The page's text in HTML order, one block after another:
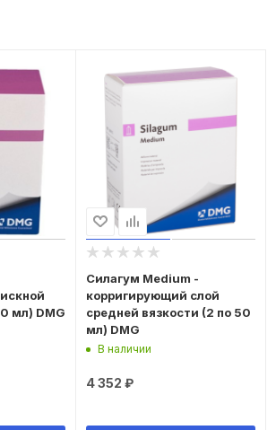
мл) DMG
Силагум Medium -
корригирующий слой
средней вязкости (2 по 50
мл) DMG
В наличии
4 352 ₽